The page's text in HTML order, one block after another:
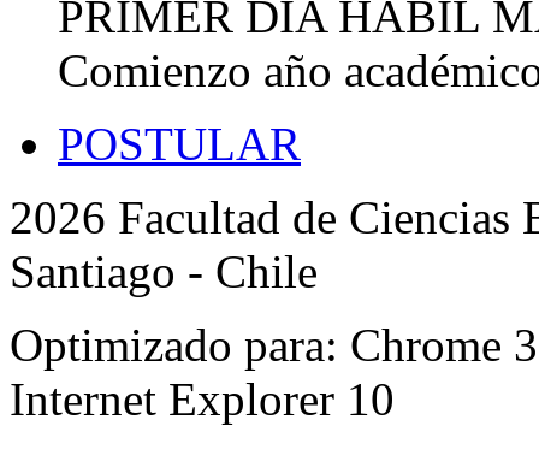
PRIMER DÍA HÁBIL
Comienzo año
POSTULAR
2026 Facultad de
Santiago - Chile
Optimizado para: Chrome
Internet Explorer 10